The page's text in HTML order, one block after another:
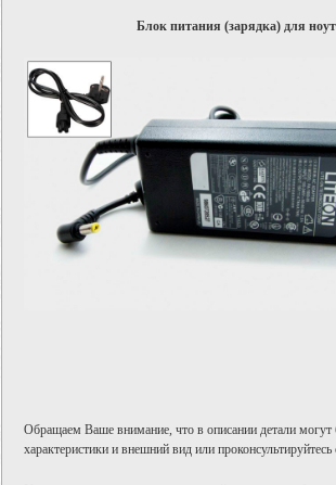
Блок питания (зарядка) для
Обращаем Ваше внимание, что в описании детали могут
характеристики и внешний вид или проконсультируйтесь